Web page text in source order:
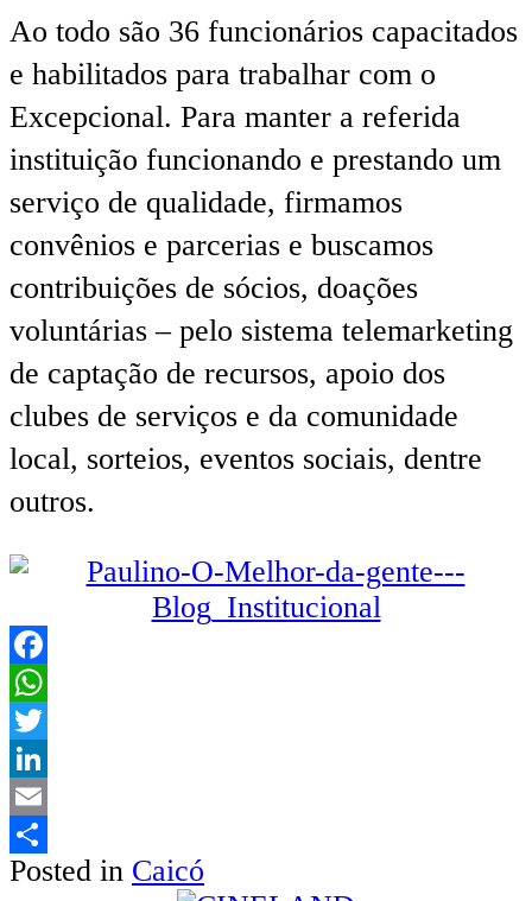
Ao todo são 36 funcionários capacitados
e habilitados para trabalhar com o
Excepcional. Para manter a referida
instituição funcionando e prestando um
serviço de qualidade, firmamos
convênios e parcerias e buscamos
contribuições de sócios, doações
voluntárias – pelo sistema telemarketing
de captação de recursos, apoio dos
clubes de serviços e da comunidade
local, sorteios, eventos sociais, dentre
outros.
Facebook
WhatsApp
Twitter
LinkedIn
Email
Share
Posted in Caicó